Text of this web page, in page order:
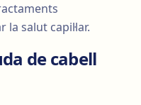
salut capil·lar.
de cabell